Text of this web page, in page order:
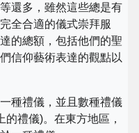
還多，雖然這些總是有
全合適的儀式崇拜服
的總額，包括他們的聖
信仰藝術表達的觀點以
種禮儀，並且數種禮儀
禮儀)。在東方地區，